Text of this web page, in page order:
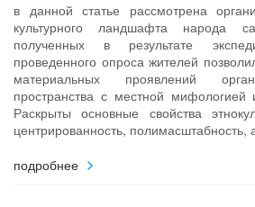
в данной статье рассмотрена
культурного ландшафта народа
полученных в результате
проведенного опроса жителей
материальных проявлений
пространства с местной мифологией
Раскрыты основные свойства
центрированность, полимасштабность,
подробнее